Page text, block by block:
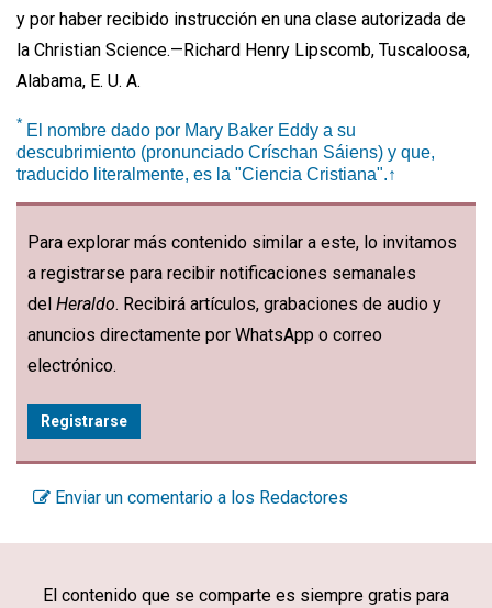
y por haber recibido instrucción en una clase autorizada de
la Christian Science.—Richard Henry Lipscomb, Tuscaloosa,
Alabama, E. U. A.
* El nombre dado por Mary Baker Eddy a su
descubrimiento (pronunciado Críschan Sáiens) y que,
traducido literalmente, es la "Ciencia Cristiana".↑
Para explorar más contenido similar a este, lo invitamos
a registrarse para recibir notificaciones semanales
del Heraldo. Recibirá artículos, grabaciones de audio y
anuncios directamente por WhatsApp o correo
electrónico.
Registrarse
Enviar un comentario a los Redactores
El contenido que se comparte es siempre gratis para